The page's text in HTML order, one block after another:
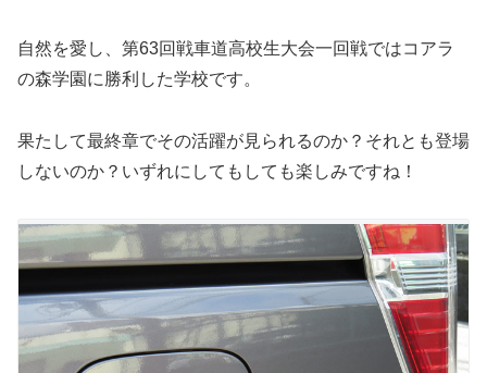
自然を愛し、第63回戦車道高校生大会一回戦ではコアラ
の森学園に勝利した学校です。
果たして最終章でその活躍が見られるのか？それとも登場
しないのか？いずれにしてもしても楽しみですね！